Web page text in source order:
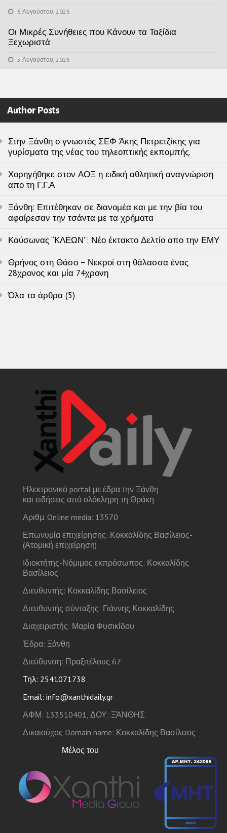
6 Αυγούστου, 2026
Οι Μικρές Συνήθειες που Κάνουν τα Ταξίδια
Ξεχωριστά
5 Αυγούστου, 2026
Author Posts
Στην Ξάνθη ο γνωστός ΣΕΦ Άκης Πετρετζίκης για
γυρίσματα της νέας του τηλεοπτικής εκπομπής.
Χορηγήθηκε στον ΑΟΞ η ειδική αθλητική αναγνώριση
απο τη Γ.Γ.Α
Ξάνθη: Επιτέθηκαν σε διανομέα και με την βία του
αφαίρεσαν την τσάντα με τα χρήματα
Καύσωνας “ΚΛΕΩΝ”: Νέο έκτακτο Δελτίο απο την ΕΜΥ
Θρήνος στη Θάσο – Νεκροί στη θάλασσα ένας
28χρονος και μία 74χρονη
Όλα τα άρθρα (5)
Ηλεκτρονικό portal με έδρα την Ξάνθη
και ειδήσεις από ολόκληρη τη Θράκη
Αριθμ. Online media: 13570
Επωνυμία επιχείρησης: Κοκκαλίδης Βασίλειος-
(Ατομική επιχείρηση)
Ιδιοκτήτης-Νόμιμος εκπρόσωπος: Κοκκαλίδης
Βασίλειος
Διευθυντής: Κοκκαλίδης Βασίλειος
Διευθυντής σύνταξης: Γιάννης Κοκκαλίδης
Διαχειριστής: Μαρία Φυσικίδου
Έδρα: Ξάνθη
Διεύθυνση: Πραξιτέλους 67
Τηλ: 2541071738
Email: info@xanthidaily.gr
ΑΦΜ: 133510401, ΔΟΥ: ΞΆΝΘΗΣ
Δικαιούχος Domain name: Κοκκαλίδης Βασίλειος
Μέλος του